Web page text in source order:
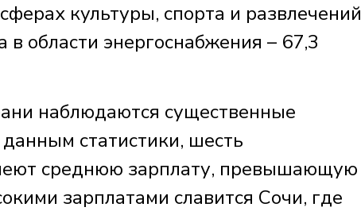
культуры, спорта и развлечений
в области энергоснабжения – 67,3
наблюдаются существенные
статистики, шесть
среднюю зарплату, превышающую
зарплатами славится Сочи, где